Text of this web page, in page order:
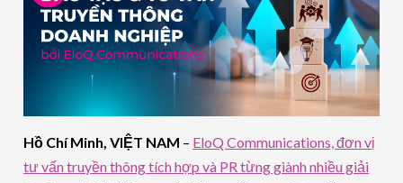
Hồ Chí Minh, VIỆT NAM – EloQ Communications, đơn vị
tư vấn truyền thông tích hợp và PR từng giành nhiều giải